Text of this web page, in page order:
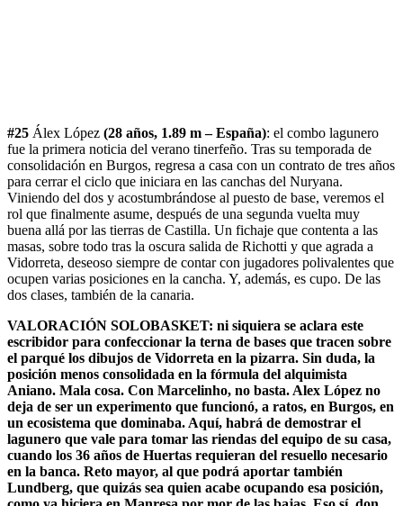
#25 Álex López (28 años, 1.89 m – España): el combo lagunero
fue la primera noticia del verano tinerfeño. Tras su temporada de
consolidación en Burgos, regresa a casa con un contrato de tres años
para cerrar el ciclo que iniciara en las canchas del Nuryana.
Viniendo del dos y acostumbrándose al puesto de base, veremos el
rol que finalmente asume, después de una segunda vuelta muy
buena allá por las tierras de Castilla. Un fichaje que contenta a las
masas, sobre todo tras la oscura salida de Richotti y que agrada a
Vidorreta, deseoso siempre de contar con jugadores polivalentes que
ocupen varias posiciones en la cancha. Y, además, es cupo. De las
dos clases, también de la canaria.
VALORACIÓN SOLOBASKET: ni siquiera se aclara este
escribidor para confeccionar la terna de bases que tracen sobre
el parqué los dibujos de Vidorreta en la pizarra. Sin duda, la
posición menos consolidada en la fórmula del alquimista
Aniano. Mala cosa. Con Marcelinho, no basta. Alex López no
deja de ser un experimento que funcionó, a ratos, en Burgos, en
un ecosistema que dominaba. Aquí, habrá de demostrar el
lagunero que vale para tomar las riendas del equipo de su casa,
cuando los 36 años de Huertas requieran del resuello necesario
en la banca. Reto mayor, al que podrá aportar también
Lundberg, que quizás sea quien acabe ocupando esa posición,